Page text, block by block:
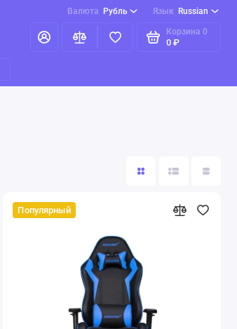
Валюта Рубль Язык Russian
Корзина 0
0 ₽
Популярный